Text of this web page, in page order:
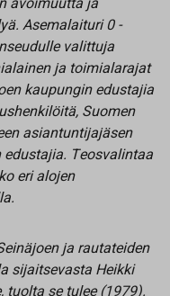
Asemalaituri 0 -
valittuja
ja toimialarajat
kaupungin edustajia
Suomen
asiantuntijajäsen
edustajia. Teosvalintaa
eri alojen
ja rautateiden
sijaitsevasta Heikki
tuolta se tulee (1979).